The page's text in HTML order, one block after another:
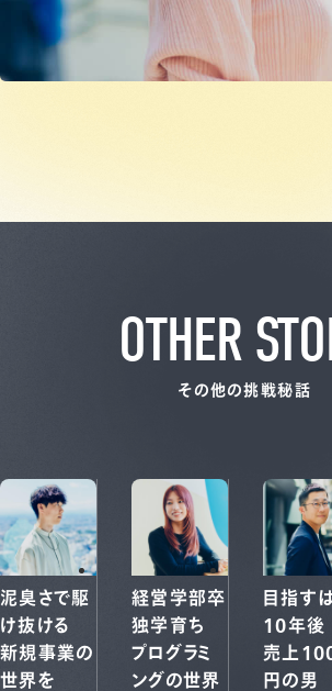
OTHER
その他の挑戦秘話
泥臭さで駆
け抜ける
新規事業の
世界を
経営学部卒
独学育ち
プログラミ
ングの世界
目指す
10年後
売上
円の男